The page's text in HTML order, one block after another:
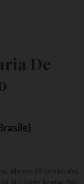
De
alle ore 18 (ora locale),
di Cidade Regina (São